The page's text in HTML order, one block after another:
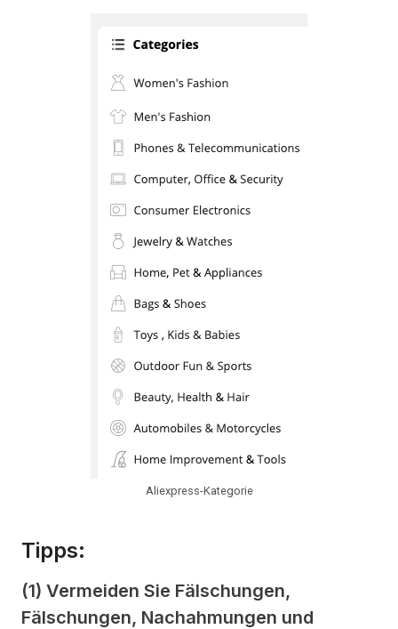
Aliexpress-Kategorie
Tipps:
(1) Vermeiden Sie Fälschungen,
Fälschungen, Nachahmungen und